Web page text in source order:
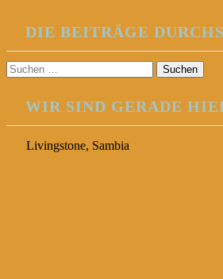
DIE BEITRÄGE
Suchen
nach:
WIR SIND GERADE
Livingstone, Sambia